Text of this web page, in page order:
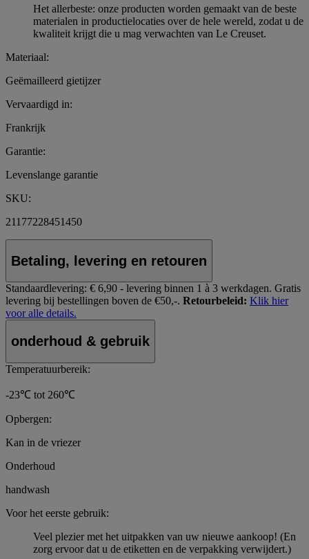
Het allerbeste: onze producten worden gemaakt van de beste
materialen in productielocaties over de hele wereld, zodat u de
kwaliteit krijgt die u mag verwachten van Le Creuset.
Materiaal:
Geëmailleerd gietijzer
Vervaardigd in:
Frankrijk
Garantie:
Levenslange garantie
SKU:
21177228451450
Betaling, levering en retouren
Standaardlevering: € 6,90 - levering binnen 1 à 3 werkdagen. Gratis
levering bij bestellingen boven de €50,-. Retourbeleid: Klik hier
voor alle details.
onderhoud & gebruik
Temperatuurbereik:
-23℃ tot 260℃
Opbergen:
Kan in de vriezer
Onderhoud
handwash
Voor het eerste gebruik:
Veel plezier met het uitpakken van uw nieuwe aankoop! (En
zorg ervoor dat u de etiketten en de verpakking verwijdert.)